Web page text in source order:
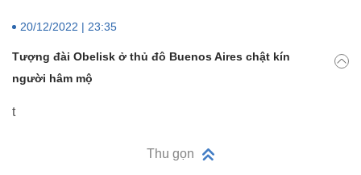
20/12/2022 | 23:35
Tượng đài Obelisk ở thủ đô Buenos Aires chật kín
người hâm mộ
t
Thu gọn